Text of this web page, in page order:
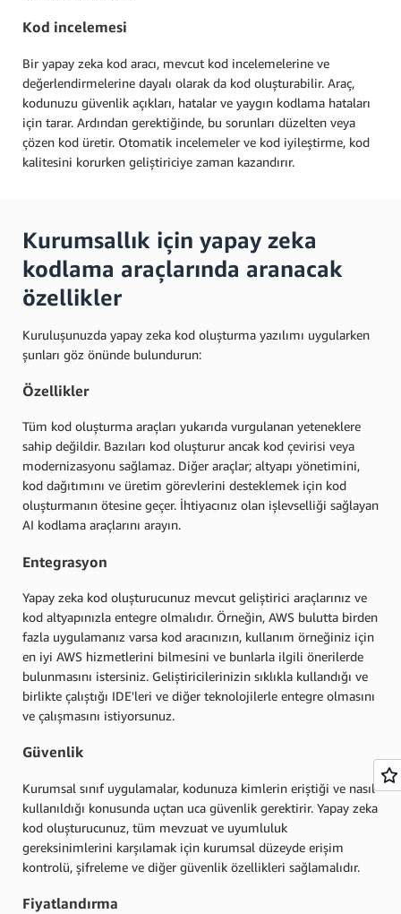
Kod incelemesi
Bir yapay zeka kod aracı, mevcut kod incelemelerine ve
değerlendirmelerine dayalı olarak da kod oluşturabilir. Araç,
kodunuzu güvenlik açıkları, hatalar ve yaygın kodlama hataları
için tarar. Ardından gerektiğinde, bu sorunları düzelten veya
çözen kod üretir. Otomatik incelemeler ve kod iyileştirme, kod
kalitesini korurken geliştiriciye zaman kazandırır.
Kurumsallık için yapay zeka
kodlama araçlarında aranacak
özellikler
Kuruluşunuzda yapay zeka kod oluşturma yazılımı uygularken
şunları göz önünde bulundurun:
Özellikler
Tüm kod oluşturma araçları yukarıda vurgulanan yeteneklere
sahip değildir. Bazıları kod oluşturur ancak kod çevirisi veya
modernizasyonu sağlamaz. Diğer araçlar; altyapı yönetimini,
kod dağıtımını ve üretim görevlerini desteklemek için kod
oluşturmanın ötesine geçer. İhtiyacınız olan işlevselliği sağlayan
AI kodlama araçlarını arayın.
Entegrasyon
Yapay zeka kod oluşturucunuz mevcut geliştirici araçlarınız ve
kod altyapınızla entegre olmalıdır. Örneğin, AWS bulutta birden
fazla uygulamanız varsa kod aracınızın, kullanım örneğiniz için
en iyi AWS hizmetlerini bilmesini ve bunlarla ilgili önerilerde
bulunmasını istersiniz. Geliştiricilerinizin sıklıkla kullandığı ve
birlikte çalıştığı IDE'leri ve diğer teknolojilerle entegre olmasını
ve çalışmasını istiyorsunuz.
Güvenlik
Kurumsal sınıf uygulamalar, kodunuza kimlerin eriştiği ve nasıl
kullanıldığı konusunda uçtan uca güvenlik gerektirir. Yapay zeka
kod oluşturucunuz, tüm mevzuat ve uyumluluk
gereksinimlerini karşılamak için kurumsal düzeyde erişim
kontrolü, şifreleme ve diğer güvenlik özellikleri sağlamalıdır.
Fiyatlandırma